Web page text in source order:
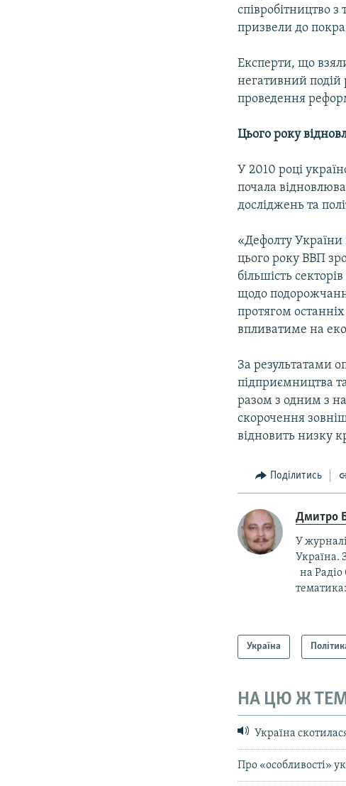
співробітництво
призвели до
Експерти, що
негативний подій
проведення
Цього року
У 2010 році
почала
досліджень та
«Дефолту України
цього року ВВП
більшість
щодо
протягом
впливатиме на
За результатами
підприємництва
разом з одним з
скорочення
відновить низку
Поділитись
Дмитро
У
Україна.
на
тематика:
Україна
НА ЦЮ Ж
Україна
Про «особливості»